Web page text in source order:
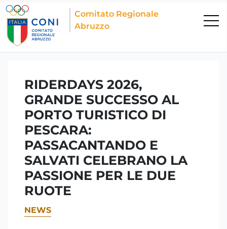
Comitato Regionale
Abruzzo
RIDERDAYS 2026,
GRANDE SUCCESSO AL
PORTO TURISTICO DI
PESCARA:
PASSACANTANDO E
SALVATI CELEBRANO LA
PASSIONE PER LE DUE
RUOTE
NEWS